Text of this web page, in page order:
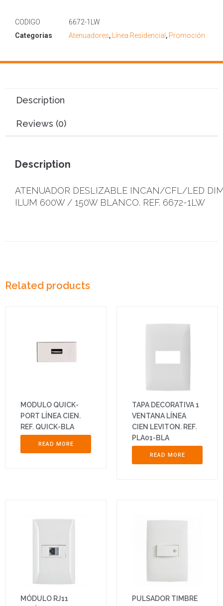
CODIGO
6672-1LW
Categorias
Atenuadores, Línea Residencial , Promoción
Description
Reviews (0)
Description
ATENUADOR DESLIZABLE INCAN/CFL/LED
ILUM 600W / 150W BLANCO. REF. 6672-1LW
Related products
MODULO QUICK-
PORT LÍNEA CIEN.
REF. QUICK-BLA
READ MORE
TAPA DECORATIVA 1
VENTANA LÍNEA
CIEN LEVITON. REF.
PLA01-BLA
READ MORE
MÓDULO RJ11
PULSADOR TIMBRE